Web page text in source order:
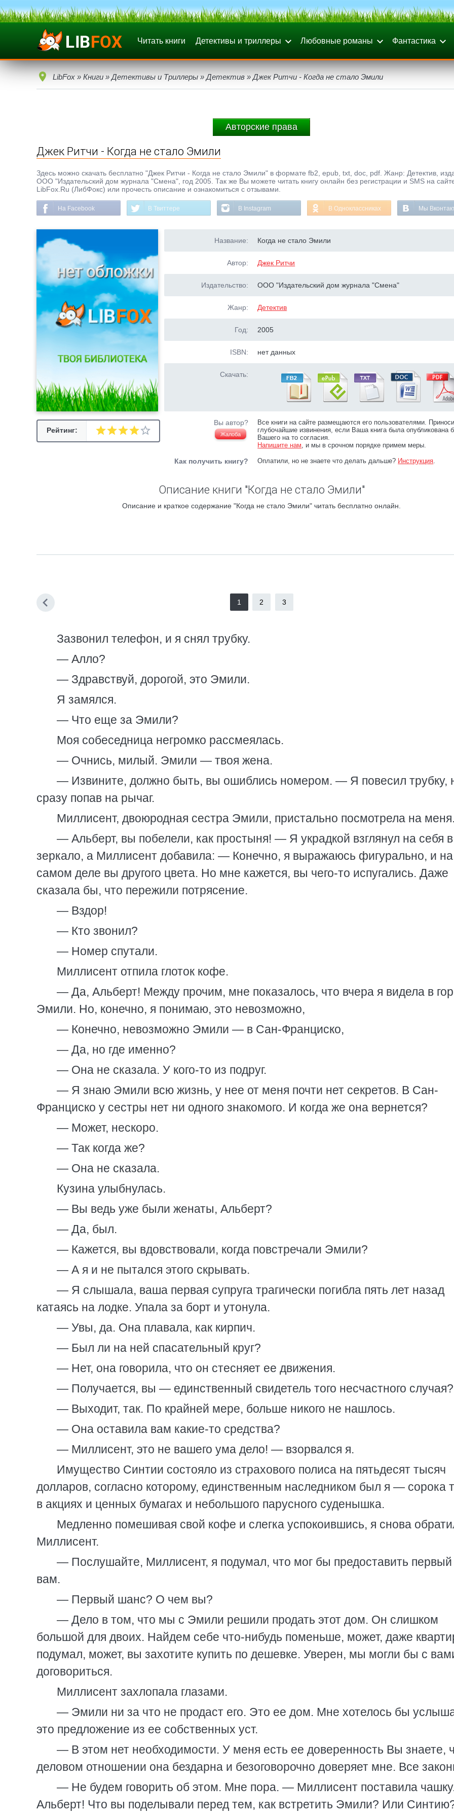
Читать книги Детективы и триллеры Любовные романы Фантастика
LibFox » Книги » Детективы и Триллеры » Детектив » Джек Ритчи - Когда не стало Эмили
Авторские права
Джек Ритчи - Когда не стало Эмили
Здесь можно скачать бесплатно "Джек Ритчи - Когда не стало Эмили" в формате fb2, epub, txt, doc, pdf. Жанр: Детектив,
ООО "Издательский дом журнала "Смена", год 2005. Так же Вы можете читать книгу онлайн без регистрации и SMS на
LibFox.Ru (ЛибФокс) или прочесть описание и ознакомиться с отзывами.
На Facebook В Твиттере В Instagram В Одноклассниках Мы
Рейтинг:
Название: Когда не стало Эмили
Автор: Джек Ритчи
Издательство: ООО "Издательский дом журнала "Смена"
Жанр: Детектив
Год: 2005
ISBN: нет данных
Скачать:
Вы автор?
Жалоба
Все книги на сайте размещаются его пользователями.
глубочайшие извинения, если Ваша книга была опубликована
Вашего на то согласия.
Напишите нам, и мы в срочном порядке примем меры.
Как получить книгу? Оплатили, но не знаете что делать дальше? Инструкция.
Описание книги "Когда не стало Эмили"
Описание и краткое содержание "Когда не стало Эмили" читать бесплатно онлайн.
1 2 3
Зазвонил телефон, и я снял трубку.
— Алло?
— Здравствуй, дорогой, это Эмили.
Я замялся.
— Что еще за Эмили?
Моя собеседница негромко рассмеялась.
— Очнись, милый. Эмили — твоя жена.
— Извините, должно быть, вы ошиблись номером. — Я повесил трубку,
сразу попав на рычаг.
Миллисент, двоюродная сестра Эмили, пристально посмотрела на
— Альберт, вы побелели, как простыня! — Я украдкой взглянул на себя в
зеркало, а Миллисент добавила: — Конечно, я выражаюсь фигурально, и на
самом деле вы другого цвета. Но мне кажется, вы чего-то испугались. Даже
сказала бы, что пережили потрясение.
— Вздор!
— Кто звонил?
— Номер спутали.
Миллисент отпила глоток кофе.
— Да, Альберт! Между прочим, мне показалось, что вчера я видела в
Эмили. Но, конечно, я понимаю, это невозможно,
— Конечно, невозможно Эмили — в Сан-Франциско,
— Да, но где именно?
— Она не сказала. У кого-то из подруг.
— Я знаю Эмили всю жизнь, у нее от меня почти нет секретов. В Сан-
Франциско у сестры нет ни одного знакомого. И когда же она вернется?
— Может, нескоро.
— Так когда же?
— Она не сказала.
Кузина улыбнулась.
— Вы ведь уже были женаты, Альберт?
— Да, был.
— Кажется, вы вдовствовали, когда повстречали Эмили?
— А я и не пытался этого скрывать.
— Я слышала, ваша первая супруга трагически погибла пять лет назад
катаясь на лодке. Упала за борт и утонула.
— Увы, да. Она плавала, как кирпич.
— Был ли на ней спасательный круг?
— Нет, она говорила, что он стесняет ее движения.
— Получается, вы — единственный свидетель того несчастного случая?
— Выходит, так. По крайней мере, больше никого не нашлось.
— Она оставила вам какие-то средства?
— Миллисент, это не вашего ума дело! — взорвался я.
Имущество Синтии состояло из страхового полиса на пятьдесят тысяч
долларов, согласно которому, единственным наследником был я — сорока
в акциях и ценных бумагах и небольшого парусного суденышка.
Медленно помешивая свой кофе и слегка успокоившись, я снова
Миллисент.
— Послушайте, Миллисент, я подумал, что мог бы предоставить
вам.
— Первый шанс? О чем вы?
— Дело в том, что мы с Эмили решили продать этот дом. Он слишком
большой для двоих. Найдем себе что-нибудь поменьше, может, даже
подумал, может, вы захотите купить по дешевке. Уверен, мы могли бы с
договориться.
Миллисент захлопала глазами.
— Эмили ни за что не продаст его. Это ее дом. Мне хотелось бы
это предложение из ее собственных уст.
— В этом нет необходимости. У меня есть ее доверенность Вы знаете,
деловом отношении она бездарна и безоговорочно доверяет мне. Все
— Не будем говорить об этом. Мне пора. — Миллисент поставила
Альберт! Что вы поделывали перед тем, как встретить Эмили? Или